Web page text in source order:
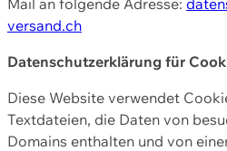
versand.ch
Datenschutzerklärung für
Diese Website verwendet
Textdateien, die Daten von
Domains enthalten und von